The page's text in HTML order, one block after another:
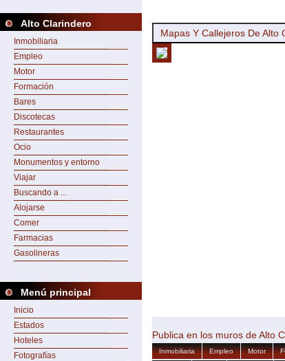
Alto Clarindero
Inmobiliaria
Empleo
Motor
Formación
Bares
Discotecas
Restaurantes
Ocio
Monumentos y entorno
Viajar
Buscando a ...
Alojarse
Comer
Farmacias
Gasolineras
Menú principal
Inicio
Estados
Hoteles
Fotografías
Mapas Y Callejeros De Alto
Publica en los muros de Alto
Inmobiliaria Empleo Motor